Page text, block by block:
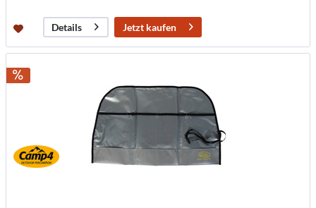
Details Jetzt kaufen